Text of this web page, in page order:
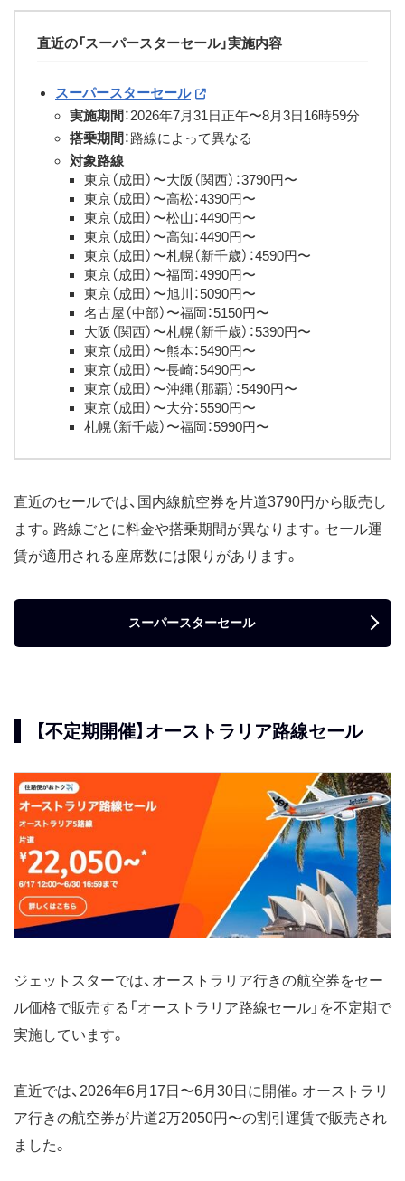
3日16時59分
2025初売りセール
2025年1月8日正午〜14日16
2024年12月 スーパースターセール
16時59分
日16時59分
ブラックフライデーセール
16時59分
スーパースターセール（国内
線・国際線）
2024年11月15日正午〜18
16時59分
スーパースターセール
2024年10月11日15時〜15日
2024年9月6日15時〜9日
日16時59分
8月 スーパースターセール
2024年8月9日15時〜15日
16時59分
2024年8月23日15時〜26
日16時59分
7月 スーパースターセール
2024年7月19日15時〜22日
オーストラリア路線セール
2024年7月17日正午〜30日
16時59分
就航12周年記念セール
2024年7月3日13時〜8日16
6月 スーパースターセール
日17時
日17時
5月
直近の「スーパースターセール」実施内容
スーパースターセール
実施期間 ：2026年7月31日正午〜8月3日16時59分
搭乗期間 ：路線によって異なる
対象路線
東京（成田）〜大阪（関西）：3790円〜
東京（成田）〜高松：4390円〜
東京（成田）〜松山：4490円〜
東京（成田）〜高知：4490円〜
東京（成田）〜札幌（新千歳）：4590円〜
東京（成田）〜福岡：4990円〜
東京（成田）〜旭川：5090円〜
名古屋（中部）〜福岡：5150円〜
大阪（関西）〜札幌（新千歳）：5390円〜
東京（成田）〜熊本：5490円〜
東京（成田）〜長崎：5490円〜
東京（成田）〜沖縄（那覇）：5490円〜
東京（成田）〜大分：5590円〜
札幌（新千歳）〜福岡：5990円〜
直近のセールでは、国内線航空券を片道3790円から販売し
ます。路線ごとに料金や搭乗期間が異なります。セール運
賃が適用される座席数には限りがあります。
スーパースターセール
【不定期開催】オーストラリア路線セール
ジェットスターでは、オーストラリア行きの航空券をセー
ル価格で販売する「オーストラリア路線セール」を不定期で
実施しています。
直近では、2026年6月17日〜6月30日に開催。オーストラリ
ア行きの航空券が片道2万2050円〜の割引運賃で販売され
ました。